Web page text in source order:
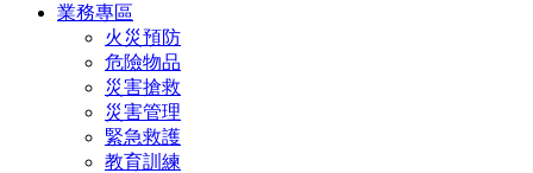
業務專區
火災預防
危險物品
災害搶救
災害管理
緊急救護
教育訓練